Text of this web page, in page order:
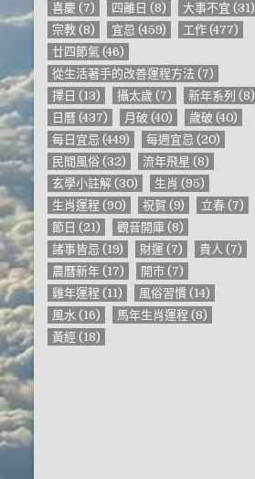
喜慶 (7) 四離日 (8) 大事不宜 (31)
宗教 (8) 宜忌 (459) 工作 (477)
廿四節氣 (46)
從生活著手的改善運程方法 (7)
擇日 (13) 攝太歲 (7) 新年系列 (8)
日曆 (437) 月破 (40) 歲破 (40)
每日宜忌 (449) 每週宜忌 (20)
民間風俗 (32) 流年飛星 (8)
玄學小註解 (30) 生肖 (95)
生肖運程 (90) 祝賀 (9) 立春 (7)
節日 (21) 觀音開庫 (8)
諸事皆忌 (19) 財運 (7) 貴人 (7)
農曆新年 (17) 開市 (7)
雞年運程 (11) 風俗習慣 (14)
風水 (16) 馬年生肖運程 (8)
黃經 (18)